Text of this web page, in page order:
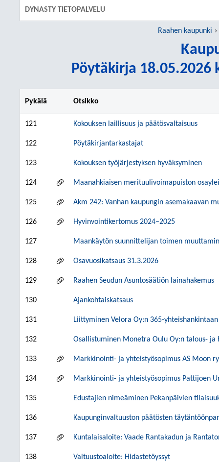
DYNASTY TIETOPALVELU
Raahen kaupunki
Pöytäkirja 18.05.2026
Pykälä Otsikko
121 Kokouksen laillisuus ja päätösvaltaisuus
122 Pöytäkirjantarkastajat
123 Kokouksen työjärjestyksen hyväksyminen
124 Maanahkiaisen merituulivoimapuiston
125 Akm 242: Vanhan kaupungin asemakaavan
126 Hyvinvointikertomus 2024–2025
127 Maankäytön suunnittelijan toimen
128 Osavuosikatsaus 31.3.2026
129 Raahen Seudun Asuntosäätiön lainahakemus
130 Ajankohtaiskatsaus
131 Liittyminen Velora Oy:n 365-yhteishankintaan
132 Osallistuminen Monetra Oulu Oy:n talous-
133 Markkinointi- ja yhteistyösopimus AS Moon
134 Markkinointi- ja yhteistyösopimus Pattijoen
135 Edustajien nimeäminen Pekanpäivien
136 Kaupunginvaltuuston päätösten
137 Kuntalaisaloite: Vaade Rantakadun ja
138 Valtuustoaloite: Hidastetöyssyt